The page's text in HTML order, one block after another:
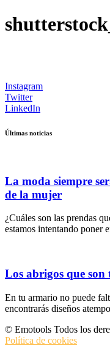
Instagram
Twitter
LinkedIn
Últimas noticias
La moda siempre
de la mujer
¿Cuáles son las prendas
estamos intentando poner
Los abrigos que son
En tu armario no puede
encontrarás diseños
© Emotools Todos los
Política de cookies